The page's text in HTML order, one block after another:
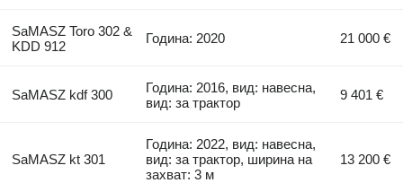
SaMASZ Toro 302 &
KDD 912
Година: 2020 21 000 €
SaMASZ kdf 300
Година: 2016, вид: навесна,
вид: за трактор
9 401 €
SaMASZ kt 301
Година: 2022, вид: навесна,
вид: за трактор, ширина на
захват: 3 м
13 200 €